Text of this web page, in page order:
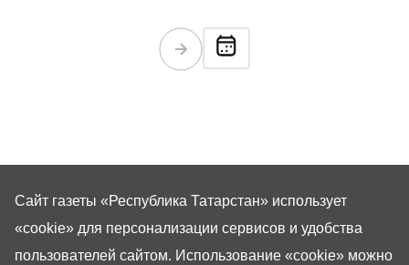
Сайт газеты «Республика Татарстан» использует
«cookie» для персонализации сервисов и удобства
пользователей сайтом. Использование «cookie» можно